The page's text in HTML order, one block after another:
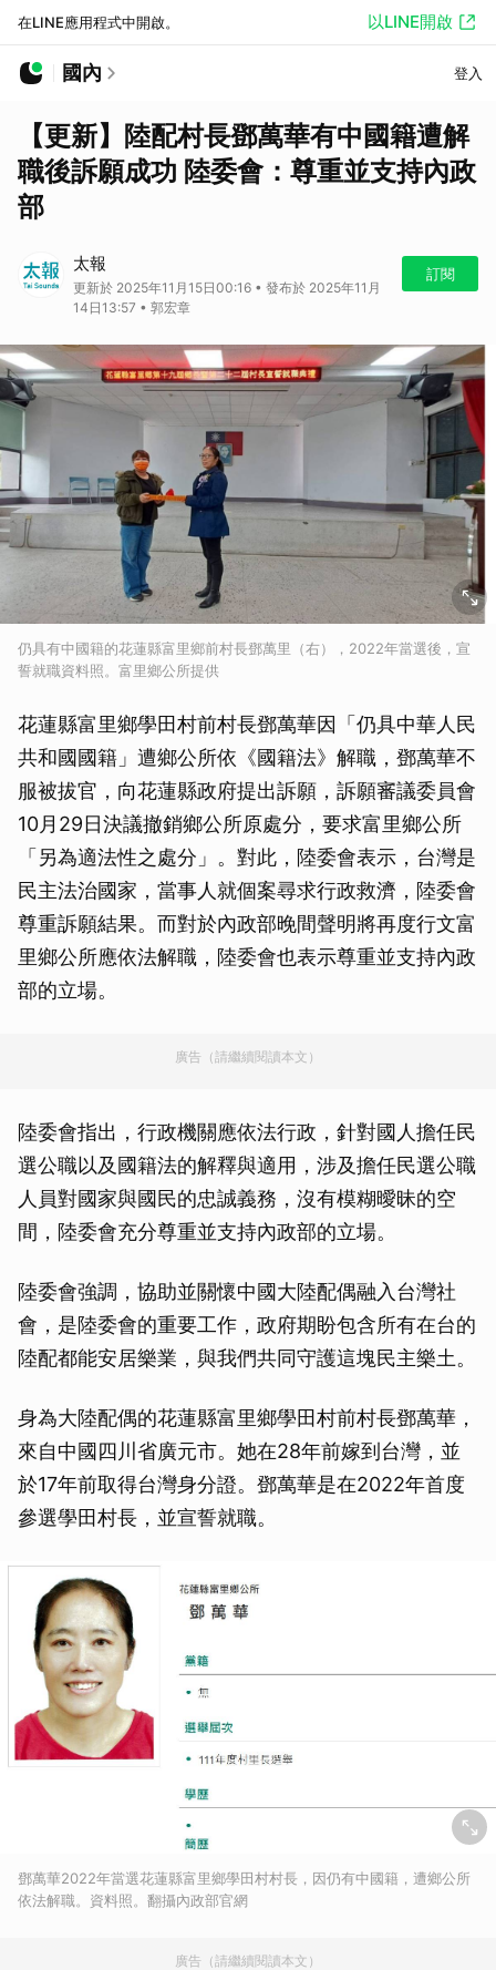
在LINE應用程式中開啟。 以LINE開啟
國內 登入
【更新】陸配村長鄧萬華有中國籍遭解
職後訴願成功 陸委會：尊重並支持內政
部
太報
更新於 2025年11月15日00:16 • 發布於 2025年11月
14日13:57 • 郭宏章
訂閱
仍具有中國籍的花蓮縣富里鄉前村長鄧萬里（右），2022年當選後，宣
誓就職資料照。富里鄉公所提供
花蓮縣富里鄉學田村前村長鄧萬華因「仍具中華人民
共和國國籍」遭鄉公所依《國籍法》解職，鄧萬華不
服被拔官，向花蓮縣政府提出訴願，訴願審議委員會
10月29日決議撤銷鄉公所原處分，要求富里鄉公所
「另為適法性之處分」。對此，陸委會表示，台灣是
民主法治國家，當事人就個案尋求行政救濟，陸委會
尊重訴願結果。而對於內政部晚間聲明將再度行文富
里鄉公所應依法解職，陸委會也表示尊重並支持內政
部的立場。
廣告（請繼續閱讀本文）
陸委會指出，行政機關應依法行政，針對國人擔任民
選公職以及國籍法的解釋與適用，涉及擔任民選公職
人員對國家與國民的忠誠義務，沒有模糊曖昧的空
間，陸委會充分尊重並支持內政部的立場。
陸委會強調，協助並關懷中國大陸配偶融入台灣社
會，是陸委會的重要工作，政府期盼包含所有在台的
陸配都能安居樂業，與我們共同守護這塊民主樂土。
身為大陸配偶的花蓮縣富里鄉學田村前村長鄧萬華，
來自中國四川省廣元市。她在28年前嫁到台灣，並
於17年前取得台灣身分證。鄧萬華是在2022年首度
參選學田村長，並宣誓就職。
鄧萬華2022年當選花蓮縣富里鄉學田村村長，因仍有中國籍，遭鄉公所
依法解職。資料照。翻攝內政部官網
廣告（請繼續閱讀本文）